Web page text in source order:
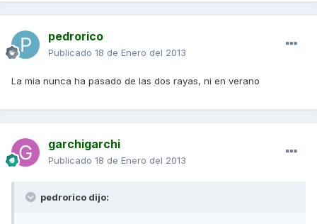
pedrorico
Publicado 18 de Enero del 2013
La mia nunca ha pasado de las dos rayas, ni en verano
garchigarchi
Publicado 18 de Enero del 2013
pedrorico dijo: